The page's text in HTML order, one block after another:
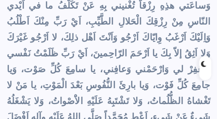
وَساعَتي هذِهِ رِزْقاً تُغْنيني بِهِ عَنْ تَكَلُّفُ ما في اَيْدي
النّاسِ مِنْ رِزْقِكَ الْحَلالِ الطَّيِّبِ، اَيْ رَبِّ مِنْكَ اَطْلُبُ
وَاِلَيْكَ اَرْغَبُ وِايّاكَ اَرْجُو وَاَنْتَ اَهْل ذلِكَ، لا اَرْجُو غَيْرَكَ
وَلا اَثِقُ إلاّ بِكَ يا اَرْحَمَ الرّاحِمينَ، اَيْ رَبِّ ظَلَمْتُ نَفْسي
فَاْغفِرْ لي وَارْحَمْني وَعافِني، يا سامِعَ كُلِّ صَوْت، وَيا
جامِعَ كُلِّ فَوْت، وَيا بارِئَ النُّفُوسِ بَعْدَ الْمَوْتِ، يا مَنْ لا
تَغْشاهُ الظُّلُماتُ، وَلا تَشْتَبِهُ عَلَيْهِ الاَْصْواتُ، وَلا يَشْغَلُهُ